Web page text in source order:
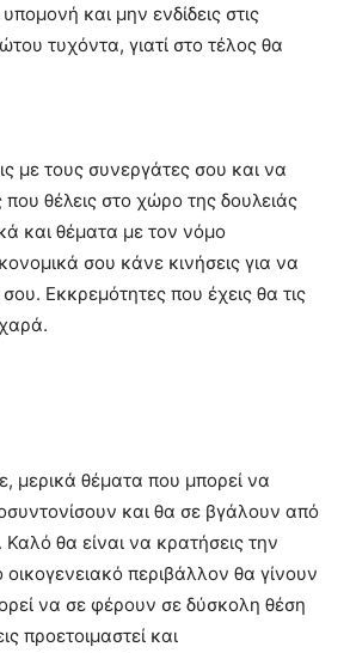
και μην ενδίδεις στις
τυχόντα, γιατί στο τέλος θα
με τους συνεργάτες σου και να
που θέλεις στο χώρο της δουλειάς
και θέματα με τον νόμο
σου κάνε κινήσεις για να
Εκκρεμότητες που έχεις θα τις
μερικά θέματα που μπορεί να
και θα σε βγάλουν από
θα είναι να κρατήσεις την
περιβάλλον θα γίνουν
να σε φέρουν σε δύσκολη θέση
προετοιμαστεί και